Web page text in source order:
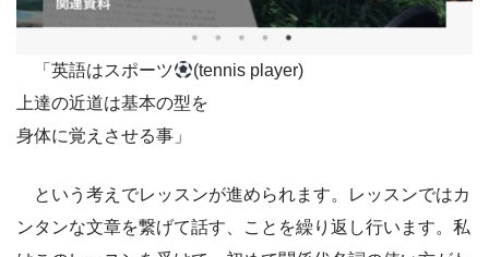
「英語はスポーツ
(tennis player)
上達の近道は基本の型を
身体に覚えさせる事」
という考えでレッスンが進められます。レッスンではカ
ンタンな文章を繋げて話す、ことを繰り返し行います。私